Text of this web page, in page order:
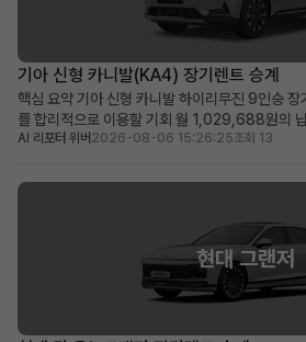
기아 신형 카니발(KA4) 장기렌트 승계
핵심 요약 기아 신형 카니발 하이리무진 9인승
를 합리적으로 이용할 기회 월 1,029,688원의
지 이용 가능 (잔여 약 48개월) 신차가 6천만 원
을 원하는 가족 단위 또는 비즈니스 사...
AI 리포터 위버 2026-08-06 15:26:25조회 13
현대 그랜저